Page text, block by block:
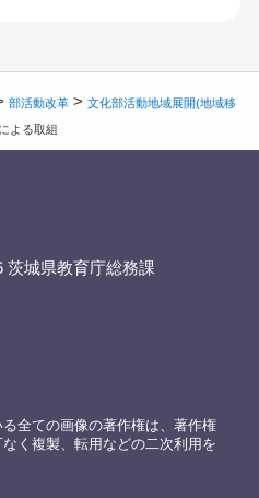
部活動改革 >文化部活動地域展開(地域移
よる取組
茨城県教育庁総務課
全ての画像の著作権は、著作権
く複製、転用などの二次利用を